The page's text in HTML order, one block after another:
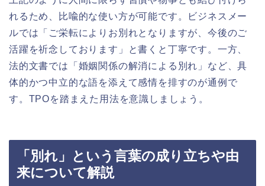
れるため、比喩的な使い方が可能です。ビジネスメー
ルでは「ご栄転によりお別れとなりますが、今後のご
活躍を祈念しております」と書くと丁寧です。一方、
法的文書では「婚姻関係の解消による別れ」など、具
体的かつ中立的な語を添えて感情を排すのが通例で
す。TPOを踏まえた用法を意識しましょう。
「別れ」という言葉の成り立ちや由
来について解説